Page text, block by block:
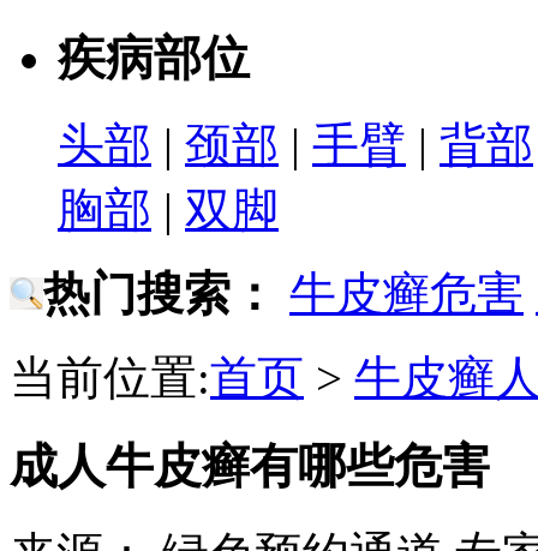
疾病部位
头部 | 颈部 | 手臂 | 背部
胸部 | 双脚
热门搜索： 牛皮癣危害
当前位置:首页 > 牛皮癣
成人牛皮癣有哪些危害